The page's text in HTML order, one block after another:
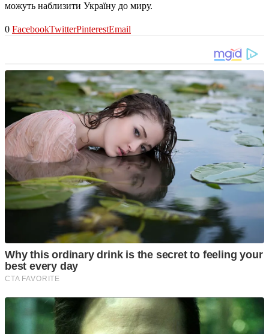
можуть наблизити Україну до миру.
0 FacebookTwitterPinterestEmail